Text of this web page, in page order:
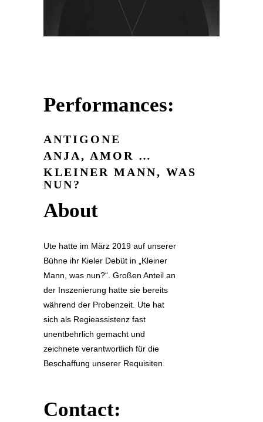
Performances:
ANTIGONE
ANJA, AMOR …
KLEINER MANN, WAS
NUN?
About
Ute hatte im März 2019 auf unserer
Bühne ihr Kieler Debüt in „Kleiner
Mann, was nun?“. Großen Anteil an
der Inszenierung hatte sie bereits
während der Probenzeit. Ute hat
sich als Regieassistenz fast
unentbehrlich gemacht und
zeichnete verantwortlich für die
Beschaffung unserer Requisiten.
Contact: